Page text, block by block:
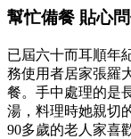
幫忙備餐 貼心
已屆六十而耳順年
務使用者居家張羅
餐。手中處理的是
湯，料理時她親切
90多歲的老人家喜